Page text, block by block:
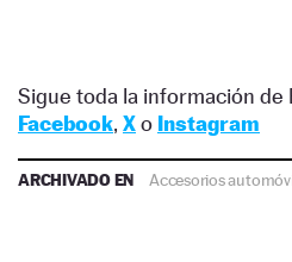
Sigue toda la información de
Facebook, Xo Instagram
ARCHIVADO EN Accesorios